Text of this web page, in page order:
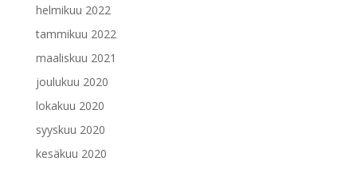
helmikuu 2022
tammikuu 2022
maaliskuu 2021
joulukuu 2020
lokakuu 2020
syyskuu 2020
kesäkuu 2020